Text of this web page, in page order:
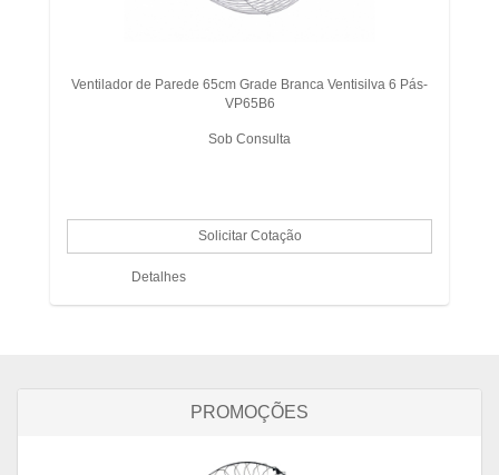
Ventilador de Parede 65cm Grade Branca Ventisilva 6 Pás-
VP65B6
Sob Consulta
Detalhes
PROMOÇÕES